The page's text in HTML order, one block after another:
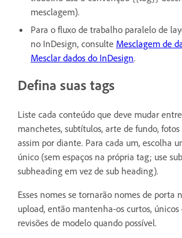
mesclagem).
Para o fluxo de trabalho paralelo de
no InDesign, consulte Mesclagem de
Mesclar dados do InDesign.
Defina suas tags
Liste cada conteúdo que deve mudar
manchetes, subtítulos, arte de fundo,
assim por diante. Para cada um, escolha
único (sem espaços na própria tag; use
subheading em vez de sub heading).
Esses nomes se tornarão nomes de porta
upload, então mantenha-os curtos,
revisões de modelo quando possível.